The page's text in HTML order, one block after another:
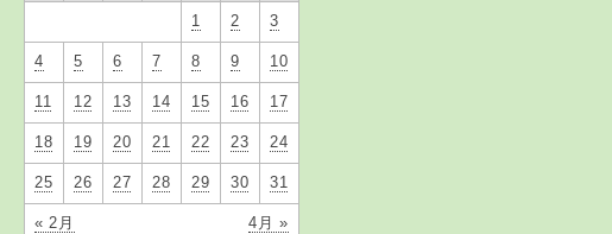
« 2月 4月 »
1 2 3
4 5 6 7 8 9 10
11 12 13 14 15 16 17
18 19 20 21 22 23 24
25 26 27 28 29 30 31